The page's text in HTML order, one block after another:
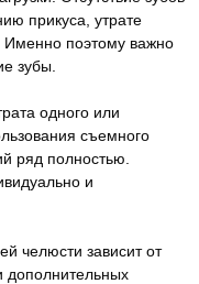
прикуса, утрате
Именно поэтому важно
зубы.
одного или
съемного
ряд полностью.
и
челюсти зависит от
дополнительных